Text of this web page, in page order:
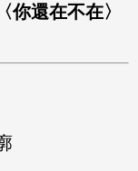
〈你還在不在〉